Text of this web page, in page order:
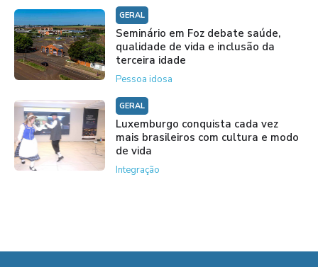
GERAL
Seminário em Foz debate saúde,
qualidade de vida e inclusão da
terceira idade
Pessoa idosa
GERAL
Luxemburgo conquista cada vez
mais brasileiros com cultura e modo
de vida
Integração